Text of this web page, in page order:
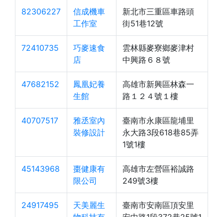
82306227
信成機車
工作室
新北市三重區車路頭
街51巷12號
72410735
巧麥速食
店
雲林縣麥寮鄉麥津村
中興路６８號
47682152
鳳凰妃養
生館
高雄市新興區林森一
路１２４號１樓
40707517
雅丞室內
裝修設計
臺南市永康區龍埔里
永大路3段618巷85弄
1號1樓
45143968
棗健康有
限公司
高雄市左營區裕誠路
249號3樓
24917495
天美麗生
臺南市安南區頂安里